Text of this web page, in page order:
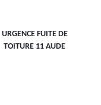
URGENCE FUITE DE
TOITURE 11 AUDE